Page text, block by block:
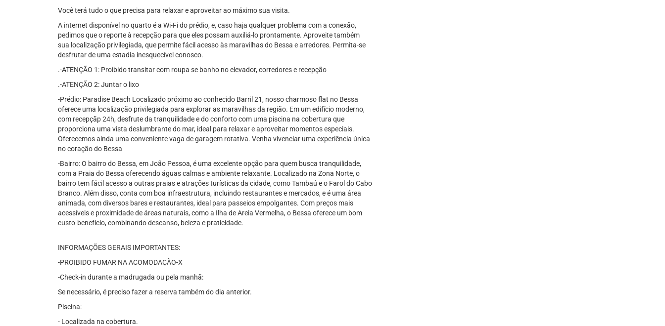
Você terá tudo o que precisa para relaxar e aproveitar ao máximo sua visita.
A internet disponível no quarto é a Wi-Fi do prédio, e, caso haja qualquer problema com a conexão,
pedimos que o reporte à recepção para que eles possam auxiliá-lo prontamente. Aproveite também
sua localização privilegiada, que permite fácil acesso às maravilhas do Bessa e arredores. Permita-se
desfrutar de uma estadia inesquecível conosco.
.-ATENÇÃO 1: Proibido transitar com roupa se banho no elevador, corredores e recepção
.-ATENÇÃO 2: Juntar o lixo
-Prédio: Paradise Beach Localizado próximo ao conhecido Barril 21, nosso charmoso flat no Bessa
oferece uma localização privilegiada para explorar as maravilhas da região. Em um edifício moderno,
com recepçãp 24h, desfrute da tranquilidade e do conforto com uma piscina na cobertura que
proporciona uma vista deslumbrante do mar, ideal para relaxar e aproveitar momentos especiais.
Oferecemos ainda uma conveniente vaga de garagem rotativa. Venha vivenciar uma experiência única
no coração do Bessa
-Bairro: O bairro do Bessa, em João Pessoa, é uma excelente opção para quem busca tranquilidade,
com a Praia do Bessa oferecendo águas calmas e ambiente relaxante. Localizado na Zona Norte, o
bairro tem fácil acesso a outras praias e atrações turísticas da cidade, como Tambaú e o Farol do Cabo
Branco. Além disso, conta com boa infraestrutura, incluindo restaurantes e mercados, e é uma área
animada, com diversos bares e restaurantes, ideal para passeios empolgantes. Com preços mais
acessíveis e proximidade de áreas naturais, como a Ilha de Areia Vermelha, o Bessa oferece um bom
custo-benefício, combinando descanso, beleza e praticidade.
INFORMAÇÕES GERAIS IMPORTANTES:
-PROIBIDO FUMAR NA ACOMODAÇÃO-X
-Check-in durante a madrugada ou pela manhã:
Se necessário, é preciso fazer a reserva também do dia anterior.
Piscina:
- Localizada na cobertura.